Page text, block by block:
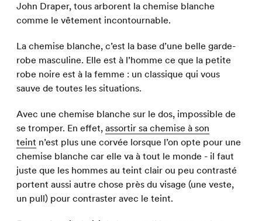
John Draper, tous arborent la chemise blanche
comme le vêtement incontournable.
La chemise blanche, c’est la base d’une belle garde-
robe masculine. Elle est à l’homme ce que la petite
robe noire est à la femme : un classique qui vous
sauve de toutes les situations.
Avec une chemise blanche sur le dos, impossible de
se tromper. En effet, assortir sa chemise à son
teint n’est plus une corvée lorsque l’on opte pour une
chemise blanche car elle va à tout le monde - il faut
juste que les hommes au teint clair ou peu contrasté
portent aussi autre chose près du visage (une veste,
un pull) pour contraster avec le teint.